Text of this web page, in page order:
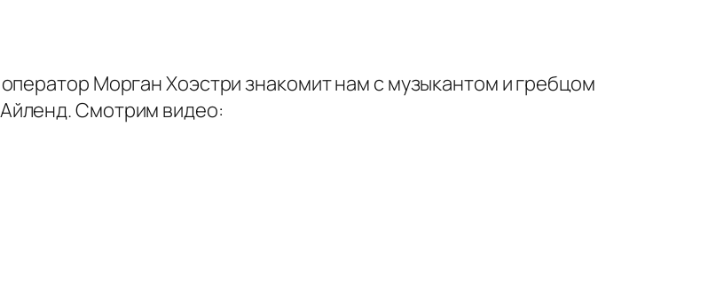
Морган Хоэстри знакомит нам с музыкантом и гребцом
Смотрим видео: